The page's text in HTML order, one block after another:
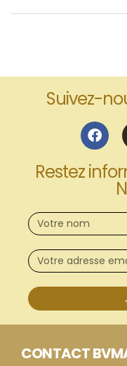
Suivez-
Restez
CONTACT